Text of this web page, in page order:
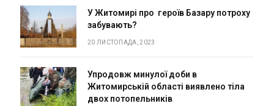
У Житомирі про героїв Базару потроху
забувають?
20 ЛИСТОПАДА, 2023
Упродовж минулої доби в
Житомирській області виявлено тіла
двох потопельників